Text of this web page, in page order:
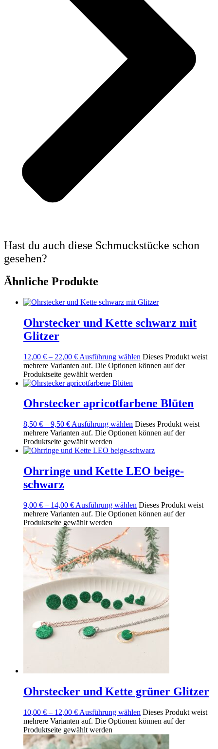
Hast du auch diese Schmuckstücke schon
gesehen?
Ähnliche Produkte
Ohrstecker und Kette schwarz mit
Glitzer
12,00 € – 22,00 € Ausführung wählen Dieses Produkt weist
mehrere Varianten auf. Die Optionen können auf der
Produktseite gewählt werden
Ohrstecker apricotfarbene Blüten
8,50 € – 9,50 € Ausführung wählen Dieses Produkt weist
mehrere Varianten auf. Die Optionen können auf der
Produktseite gewählt werden
Ohrringe und Kette LEO beige-
schwarz
9,00 € – 14,00 € Ausführung wählen Dieses Produkt weist
mehrere Varianten auf. Die Optionen können auf der
Produktseite gewählt werden
Ohrstecker und Kette grüner Glitzer
10,00 € – 12,00 € Ausführung wählen Dieses Produkt weist
mehrere Varianten auf. Die Optionen können auf der
Produktseite gewählt werden